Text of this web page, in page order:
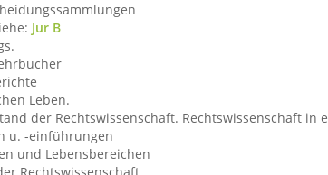
Jur B
Leben.
der Rechtswissenschaft. Rechtswissenschaft
u. -einführungen
und Lebensbereichen